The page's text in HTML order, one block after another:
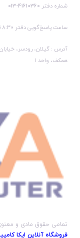
شماره دفتر 41610360-013
ساعت پاسخ‌گویی دفتر 8:30 تا 13:00 و 15:30 تا 20:30
آدرس : گیلان، رودسر،
همکف، واحد 1
تمامی حقوق مادی و
فروشگاه آنلاین ایکا کامپیوتر